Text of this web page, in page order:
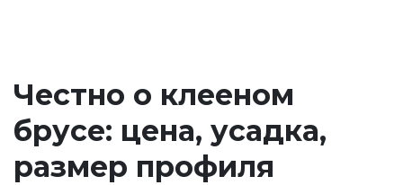
Честно о клееном
брусе: цена, усадка,
размер профиля